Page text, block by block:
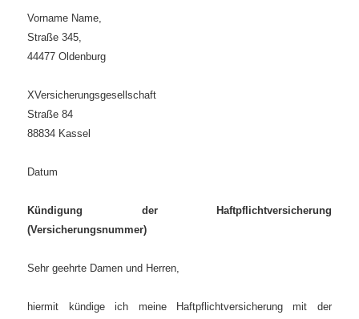
Vorname Name,
Straße 345,
44477 Oldenburg
XVersicherungsgesellschaft
Straße 84
88834 Kassel
Datum
Kündigung der Haftpflichtversicherung
(Versicherungsnummer)
Sehr geehrte Damen und Herren,
hiermit kündige ich meine Haftpflichtversicherung mit der